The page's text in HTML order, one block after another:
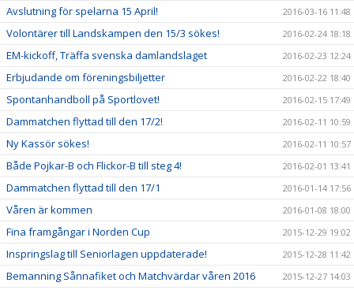
Avslutning för spelarna 15 April! 2016-03-16 11:48
Volontärer till Landskampen den 15/3 sökes! 2016-02-24 18:18
EM-kickoff, Träffa svenska damlandslaget 2016-02-23 12:24
Erbjudande om föreningsbiljetter 2016-02-22 18:40
Spontanhandboll på Sportlovet! 2016-02-15 17:49
Dammatchen flyttad till den 17/2! 2016-02-11 10:59
Ny Kassör sökes! 2016-02-11 10:57
Både Pojkar-B och Flickor-B till steg 4! 2016-02-01 13:41
Dammatchen flyttad till den 17/1 2016-01-14 17:56
Våren är kommen 2016-01-08 18:00
Fina framgångar i Norden Cup 2015-12-29 19:02
Inspringslag till Seniorlagen uppdaterade! 2015-12-28 11:42
Bemanning Sånnafiket och Matchvärdar våren 2016 2015-12-27 14:03